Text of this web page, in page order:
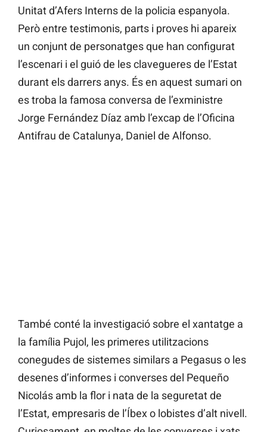
Unitat d’Afers Interns de la policia espanyola.
Però entre testimonis, parts i proves hi apareix
un conjunt de personatges que han configurat
l’escenari i el guió de les clavegueres de l’Estat
durant els darrers anys. És en aquest sumari on
es troba la famosa conversa de l’exministre
Jorge Fernández Díaz amb l’excap de l’Oficina
Antifrau de Catalunya, Daniel de Alfonso.
També conté la investigació sobre el xantatge a
la família Pujol, les primeres utilitzacions
conegudes de sistemes similars a Pegasus o les
desenes d’informes i converses del Pequeño
Nicolás amb la flor i nata de la seguretat de
l’Estat, empresaris de l’Íbex o lobistes d’alt nivell.